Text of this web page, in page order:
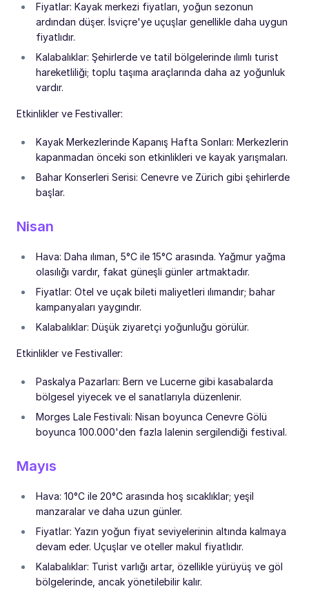
Fiyatlar: Kayak merkezi fiyatları, yoğun sezonun
ardından düşer. İsviçre'ye uçuşlar genellikle daha uygun
fiyatlıdır.
Kalabalıklar: Şehirlerde ve tatil bölgelerinde ılımlı turist
hareketliliği; toplu taşıma araçlarında daha az yoğunluk
vardır.
Etkinlikler ve Festivaller:
Kayak Merkezlerinde Kapanış Hafta Sonları: Merkezlerin
kapanmadan önceki son etkinlikleri ve kayak yarışmaları.
Bahar Konserleri Serisi: Cenevre ve Zürich gibi şehirlerde
başlar.
Nisan
Hava: Daha ılıman, 5°C ile 15°C arasında. Yağmur yağma
olasılığı vardır, fakat güneşli günler artmaktadır.
Fiyatlar: Otel ve uçak bileti maliyetleri ılımandır; bahar
kampanyaları yaygındır.
Kalabalıklar: Düşük ziyaretçi yoğunluğu görülür.
Etkinlikler ve Festivaller:
Paskalya Pazarları: Bern ve Lucerne gibi kasabalarda
bölgesel yiyecek ve el sanatlarıyla düzenlenir.
Morges Lale Festivali: Nisan boyunca Cenevre Gölü
boyunca 100.000'den fazla lalenin sergilendiği festival.
Mayıs
Hava: 10°C ile 20°C arasında hoş sıcaklıklar; yeşil
manzaralar ve daha uzun günler.
Fiyatlar: Yazın yoğun fiyat seviyelerinin altında kalmaya
devam eder. Uçuşlar ve oteller makul fiyatlıdır.
Kalabalıklar: Turist varlığı artar, özellikle yürüyüş ve göl
bölgelerinde, ancak yönetilebilir kalır.